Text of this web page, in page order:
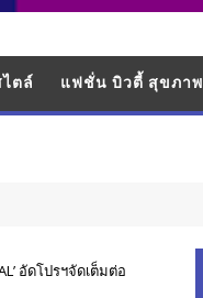
ตล์ แฟชั่น บิวตี้ สุขภาพ
อัดโปรฯจัดเต็มต่อ